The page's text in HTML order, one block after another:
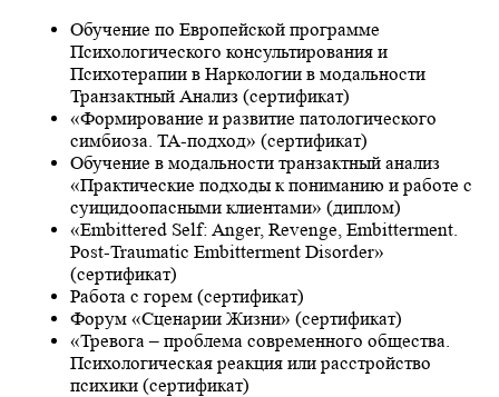
Обучение по Европейской программе
Психологического консультирования и
Психотерапии в Наркологии в модальности
Транзактный Анализ (сертификат)
«Формирование и развитие патологического
симбиоза. ТА-подход» (сертификат)
Обучение в модальности транзактный анализ
«Практические подходы к пониманию и работе с
суицидоопасными клиентами» (диплом)
«Embittered Self: Anger, Revenge, Embitterment.
Post-Traumatic Embitterment Disorder»
(сертификат)
Работа с горем (сертификат)
Форум «Сценарии Жизни» (сертификат)
«Тревога – проблема современного общества.
Психологическая реакция или расстройство
психики (сертификат)